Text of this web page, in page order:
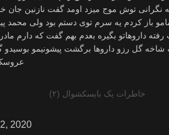
نگرانی توش موج میزد اومد گفت نازنین جان
باز کردم یه سرم توی دستم بود ولی محمد
داروهاتو بگیره بعدم بهم گفت که دارم
گل رزو داروها برگشت پیشونیمو
عروسک
خاطرات یک بایسکشوال (۲)
2020